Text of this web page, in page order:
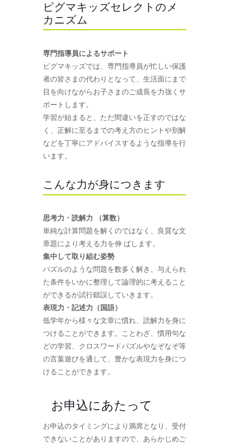
ピグマキッズセレクトのメ
カニズム
専門指導員によるサポート
ピグマキッズでは、専門指導員が忙しい保護
者の皆さまの代わりとなって、生活面にまで
目を向けながらお子さまのご成長を力強くサ
ポートします。
学習が始まると、ただ間違いを正すのではな
く、正解に至るまでの考え方のヒントや別解
などを丁寧にアドバイスするような指導を行
います。
こんな力が身につきます
思考力・読解力 （算数）
単純な計算問題を解くのではなく、良質な文
章題により考える力を伸 ばします。
集中して取り組む姿勢
パズルのような問題を数多く解き、与えられ
た条件をいかに整理して論理的に考えること
ができるか試行錯誤していきます。
表現力・記述力（国語）
低学年から様々な文章に慣れ、読解力を身に
つけることができます。ことわざ、慣用句な
どの学習、クロスワードパズルやなぞなぞ等
の言葉遊びを通して、豊かな表現力を身につ
けることができます。
お申込にあたって
お申込のタイミングにより満席となり、受付
できないことがありますので、あらかじめご